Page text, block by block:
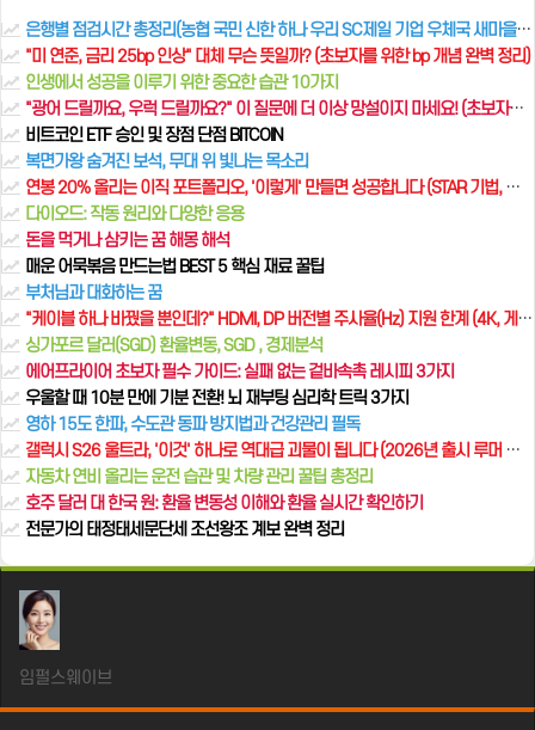
은행별 점검시간 총정리(농협 국민 신한 하나 우리 SC제일 기업 우체국 새마을금고 카카오뱅크)
"미 연준, 금리 25bp 인상" 대체 무슨 뜻일까? (초보자를 위한 bp 개념 완벽 정리)
인생에서 성공을 이루기 위한 중요한 습관 10가지
"광어 드릴까요, 우럭 드릴까요?" 이 질문에 더 이상 망설이지 마세요! (초보자를 위한 설명)
비트코인 ETF 승인 및 장점 단점 BITCOIN
복면가왕 숨겨진 보석, 무대 위 빛나는 목소리
연봉 20% 올리는 이직 포트폴리오, '이렇게' 만들면 성공합니다 (STAR 기법, 성과 정량화)
다이오드: 작동 원리와 다양한 응용
돈을 먹거나 삼키는 꿈 해몽 해석
매운 어묵볶음 만드는법 BEST 5 핵심 재료 꿀팁
부처님과 대화하는 꿈
"케이블 하나 바꿨을 뿐인데?" HDMI, DP 버전별 주사율(Hz) 지원 한계 (4K, 게이밍 모니터 필독)
싱가포르 달러(SGD) 환율변동, SGD , 경제분석
에어프라이어 초보자 필수 가이드: 실패 없는 겉바속촉 레시피 3가지
우울할 때 10분 만에 기분 전환! 뇌 재부팅 심리학 트릭 3가지
영하 15도 한파, 수도관 동파 방지법과 건강관리 필독
갤럭시 S26 울트라, '이것' 하나로 역대급 괴물이 됩니다 (2026년 출시 루머 총정리)
자동차 연비 올리는 운전 습관 및 차량 관리 꿀팁 총정리
호주 달러 대 한국 원: 환율 변동성 이해와 환율 실시간 확인하기
전문가의 태정태세문단세 조선왕조 계보 완벽 정리
임펄스웨이브